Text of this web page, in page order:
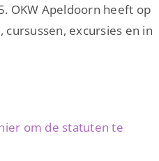
OKW Apeldoorn heeft op
excursies en in
om de statuten te